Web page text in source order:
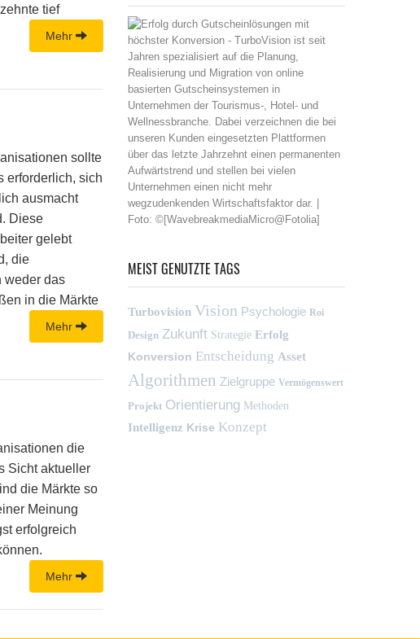
tief
Mehr
sollte
erforderlich, sich
ausmacht
Diese
gelebt
die
weder das
in die Märkte
Mehr
die
Sicht aktueller
die Märkte so
Meinung
erfolgreich
Mehr
MEIST GENUTZTE TAGS
Turbovision Vision Psychologie Roi
Design Zukunft Strategie Erfolg
Konversion Entscheidung Asset
Algorithmen Zielgruppe Vermögenswert
Projekt Orientierung Methoden
Intelligenz Krise Konzept